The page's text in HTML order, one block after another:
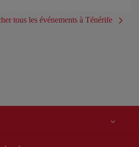
tous les événements à Ténérife